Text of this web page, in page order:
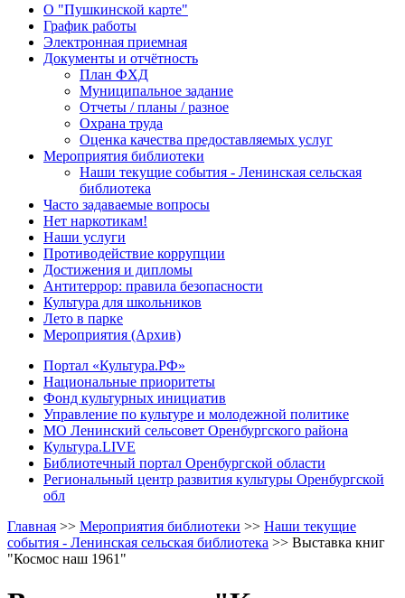
О "Пушкинской карте"
График работы
Электронная приемная
Документы и отчётность
План ФХД
Муниципальное задание
Отчеты / планы / разное
Охрана труда
Оценка качества предоставляемых услуг
Мероприятия библиотеки
Наши текущие события - Ленинская сельская
библиотека
Часто задаваемые вопросы
Нет наркотикам!
Наши услуги
Противодействие коррупции
Достижения и дипломы
Антитеррор: правила безопасности
Культура для школьников
Лето в парке
Мероприятия (Архив)
Портал «Культура.РФ»
Национальные приоритеты
Фонд культурных инициатив
Управление по культуре и молодежной политике
МО Ленинский сельсовет Оренбургского района
Культура.LIVE
Библиотечный портал Оренбургской области
Региональный центр развития культуры Оренбургской
обл
Главная >> Мероприятия библиотеки >> Наши текущие
события - Ленинская сельская библиотека >> Выставка книг
"Космос наш 1961"